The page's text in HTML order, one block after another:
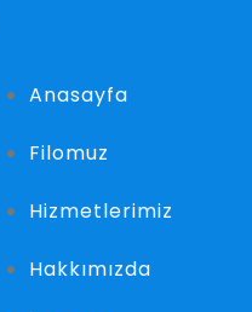
Anasayfa
Filomuz
Hizmetlerimiz
Hakkımızda